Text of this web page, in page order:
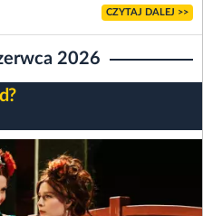
CZYTAJ DALEJ >>
2026